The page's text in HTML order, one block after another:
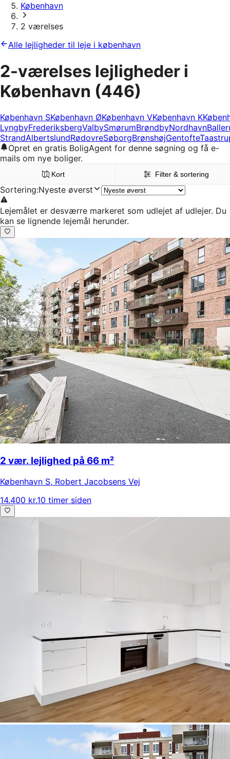
København
2 værelses
Alle lejligheder til leje i københavn
2-værelses lejligheder i
København (446)
København SKøbenhavn ØKøbenhavn VKøbenhavn K
LyngbyFrederiksbergValbySmørumBrøndbyNordhavn
StrandAlbertslundRødovreSøborgBrønshøjGentofte
Opret en gratis BoligAgent for denne søgning og få e-
mails om nye boliger.
Kort Filter & sortering
Sortering:Nyeste øverst
Lejemålet er desværre markeret som udlejet af udlejer. Du
kan se lignende lejemål herunder.
2 vær. lejlighed på 66 m²
København S, Robert Jacobsens Vej
14.400 kr.10 timer siden